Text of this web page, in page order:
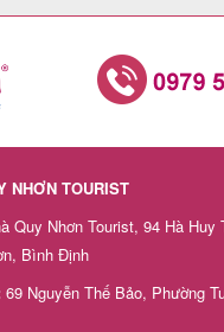
NHƠN TOURIST
Quy Nhơn Tourist, 94 Hà Huy
Bình Định
69 Nguyễn Thế Bảo, Phường